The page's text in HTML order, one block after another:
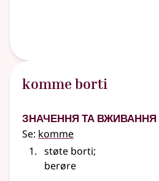
komme borti
Значення та вживання
Se: komme
støte borti;
berøre